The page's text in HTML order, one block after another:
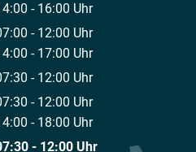
07:30 bis 12:00 Uhr
- 16:00 Uhr
14:00 bis 16:00 Uhr
- 12:00 Uhr
07:00 bis 12:00 Uhr
- 17:00 Uhr
14:00 bis 17:00 Uhr
- 12:00 Uhr
07:30 bis 12:00 Uhr
- 12:00 Uhr
07:30 bis 12:00 Uhr
- 18:00 Uhr
14:00 bis 18:00 Uhr
- 12:00 Uhr